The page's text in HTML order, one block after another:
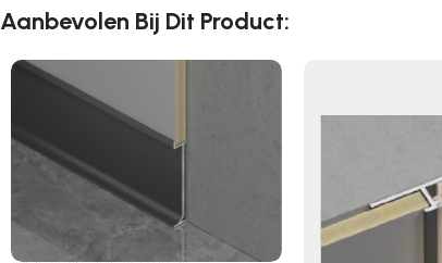
Aanbevolen Bij Dit Product: